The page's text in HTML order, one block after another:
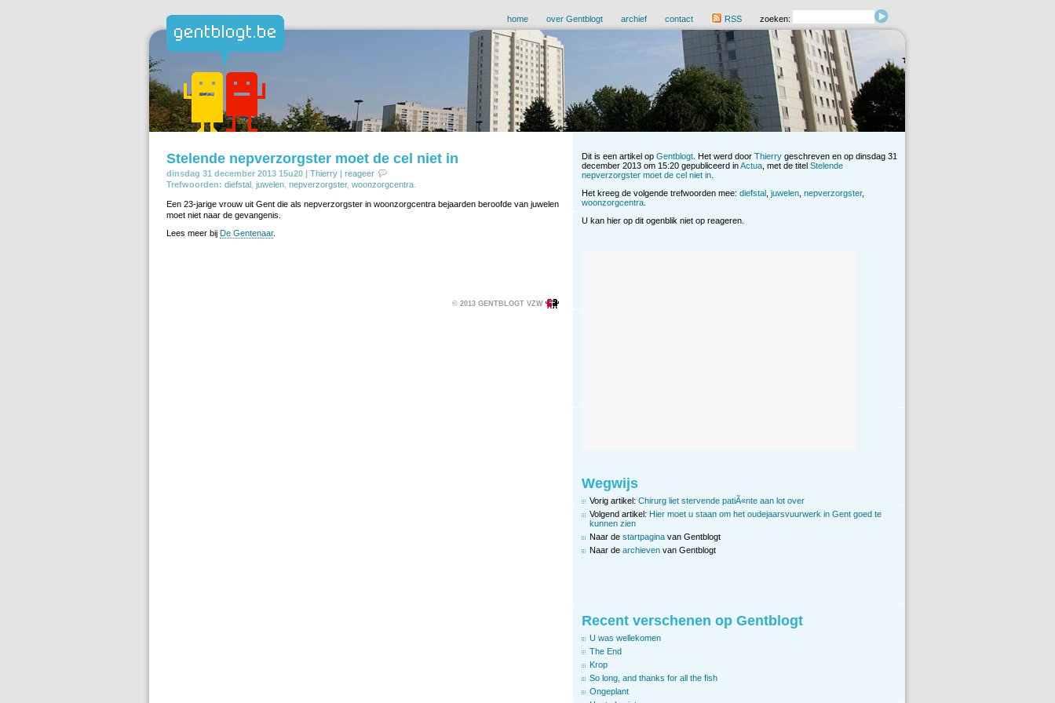
home over Gentblogt archief contact RSS zoeken:
Stelende nepverzorgster moet de cel niet in
dinsdag 31 december 2013 15u20 | Thierry | reageer
Trefwoorden: diefstal juwelen nepverzorgster, woonzorgcentra
Een 23-jarige vrouw uit Gent die als nepverzorgster in woonzorgcentra bejaarden beroofde van juwelen
moet niet naar de gevangenis.
Lees meer bij De Gentenaar.
© 2013 GENTBLOGT VZW
Dit is een artikel op Gentblogt . Het werd door Thierry geschreven en op dinsdag 31
december 2013 om 15:20 gepubliceerd inActua , met de titel Stelende
nepverzorgster moet de cel niet in
Het kreeg de volgende trefwoorden mee: diefstal juwelen nepverzorgster,
woonzorgcentra
U kan hier op dit ogenblik niet op reageren.
Wegwijs
Vorig artikel: Chirurg liet stervende patiÃ«nte aan lot over
Volgend artikel: Hier moet u staan om het oudejaarsvuurwerk in Gent goed te
kunnen zien
Naar de startpagina van Gentblogt
Naar de archieven van Gentblogt
Recent verschenen op Gentblogt
U was wellekomen
The End
Krop
So long, and thanks for all the fish
Ongeplant